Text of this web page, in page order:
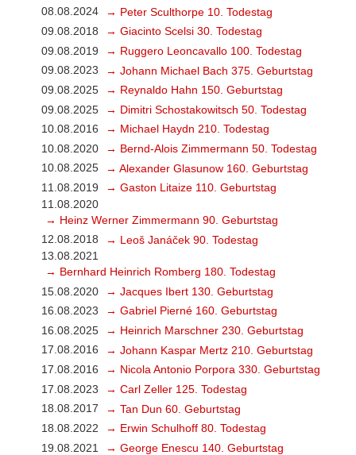
08.08.2024
→ Peter Sculthorpe 10. Todestag
09.08.2018
→ Giacinto Scelsi 30. Todestag
09.08.2019
→ Ruggero Leoncavallo 100. Todestag
09.08.2023
→ Johann Michael Bach 375. Geburtstag
09.08.2025
→ Reynaldo Hahn 150. Geburtstag
09.08.2025
→ Dimitri Schostakowitsch 50. Todestag
10.08.2016
→ Michael Haydn 210. Todestag
10.08.2020
→ Bernd-Alois Zimmermann 50. Todestag
10.08.2025
→ Alexander Glasunow 160. Geburtstag
11.08.2019
→ Gaston Litaize 110. Geburtstag
11.08.2020
→ Heinz Werner Zimmermann 90. Geburtstag
12.08.2018
→ Leoš Janáček 90. Todestag
13.08.2021
→ Bernhard Heinrich Romberg 180. Todestag
15.08.2020
→ Jacques Ibert 130. Geburtstag
16.08.2023
→ Gabriel Pierné 160. Geburtstag
16.08.2025
→ Heinrich Marschner 230. Geburtstag
17.08.2016
→ Johann Kaspar Mertz 210. Geburtstag
17.08.2016
→ Nicola Antonio Porpora 330. Geburtstag
17.08.2023
→ Carl Zeller 125. Todestag
18.08.2017
→ Tan Dun 60. Geburtstag
18.08.2022
→ Erwin Schulhoff 80. Todestag
19.08.2021
→ George Enescu 140. Geburtstag